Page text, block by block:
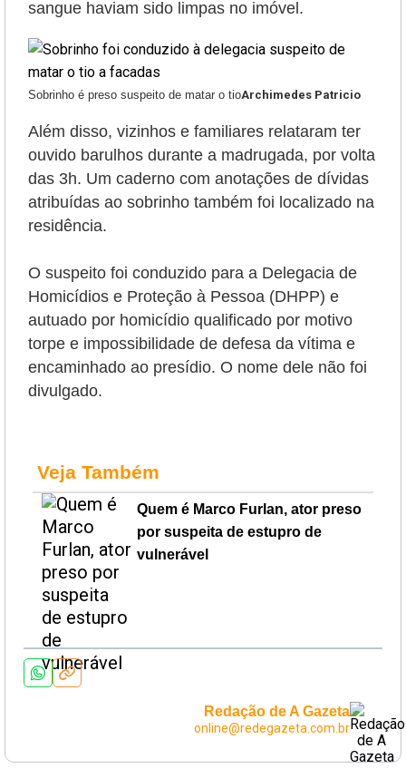
sangue haviam sido limpas no imóvel.
Sobrinho é preso suspeito de matar o tioArchimedes Patricio
Além disso, vizinhos e familiares relataram ter
ouvido barulhos durante a madrugada, por volta
das 3h. Um caderno com anotações de dívidas
atribuídas ao sobrinho também foi localizado na
residência.
O suspeito foi conduzido para a Delegacia de
Homicídios e Proteção à Pessoa (DHPP) e
autuado por homicídio qualificado por motivo
torpe e impossibilidade de defesa da vítima e
encaminhado ao presídio. O nome dele não foi
divulgado.
Veja Também
Quem é Marco Furlan, ator preso
por suspeita de estupro de
vulnerável
Redação de A Gazeta
online@redegazeta.com.br